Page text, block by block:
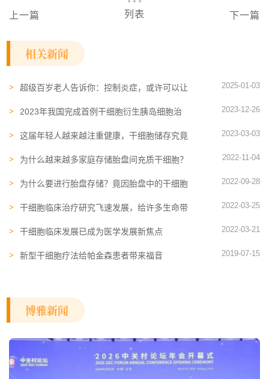
上一篇 列表 下一篇
相关新闻
超级百岁老人告诉你：控制炎症，或许可以让
2025-01-03
2023年我国完成首例干细胞衍生胰岛细胞治
径
2023-12-26
这届年轻人越来越注重健康，干细胞储存究竟
2023-03-03
为什么越来越多家庭存储胎盘间充质干细胞？
2022-11-04
为什么要进行胎盘存储？竟因胎盘中的干细胞
2022-09-28
干细胞临床治疗研究飞速发展，给许多生命带
2022-03-25
干细胞临床​发展已成为医学发展新焦点 2022-03-21
新型干细胞疗法给帕金森患者带来福音 2019-07-15
博雅新闻